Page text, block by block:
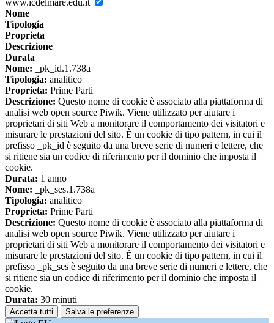
www.icdelmare.edu.it
Nome
Tipologia
Proprieta
Descrizione
Durata
Nome: _pk_id.1.738a
Tipologia: analitico
Proprieta: Prime Parti
Descrizione: Questo nome di cookie è associato alla piattaforma di
analisi web open source Piwik. Viene utilizzato per aiutare i
proprietari di siti Web a monitorare il comportamento dei visitatori e
misurare le prestazioni del sito. È un cookie di tipo pattern, in cui il
prefisso _pk_id è seguito da una breve serie di numeri e lettere, che
si ritiene sia un codice di riferimento per il dominio che imposta il
cookie.
Durata: 1 anno
Nome: _pk_ses.1.738a
Tipologia: analitico
Proprieta: Prime Parti
Descrizione: Questo nome di cookie è associato alla piattaforma di
analisi web open source Piwik. Viene utilizzato per aiutare i
proprietari di siti Web a monitorare il comportamento dei visitatori e
misurare le prestazioni del sito. È un cookie di tipo pattern, in cui il
prefisso _pk_ses è seguito da una breve serie di numeri e lettere, che
si ritiene sia un codice di riferimento per il dominio che imposta il
cookie.
Durata: 30 minuti
Accetta tutti Salva le preferenze